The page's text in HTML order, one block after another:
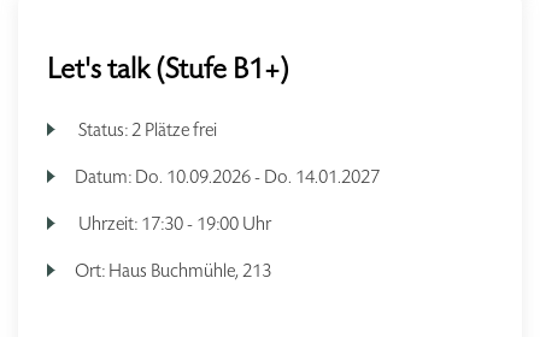
Let's talk (Stufe B1+)
Status:2 Plätze frei
Datum: Do. 10.09.2026 - Do. 14.01.2027
Uhrzeit: 17:30 - 19:00 Uhr
Ort: Haus Buchmühle, 213